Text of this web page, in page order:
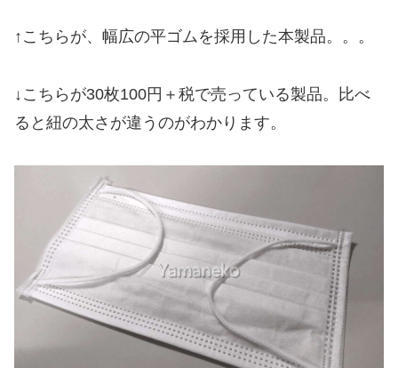
↑こちらが、幅広の平ゴムを採用した本製品。。。
↓こちらが30枚100円＋税で売っている製品。比べ
ると紐の太さが違うのがわかります。